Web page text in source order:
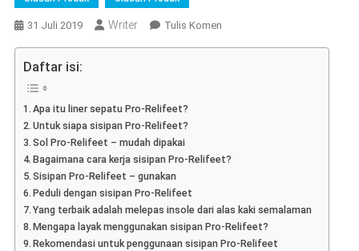
31 Juli 2019 Writer Tulis KomenOn
Dengan
Daftar isi:
Apa itu liner sepatu Pro-Relifeet?
Untuk siapa sisipan Pro-Relifeet?
Sol Pro-Relifeet – mudah dipakai
Bagaimana cara kerja sisipan Pro-Relifeet?
Sisipan Pro-Relifeet – gunakan
Peduli dengan sisipan Pro-Relifeet
Yang terbaik adalah melepas insole dari alas kaki semalaman
Mengapa layak menggunakan sisipan Pro-Relifeet?
Rekomendasi untuk penggunaan sisipan Pro-Relifeet